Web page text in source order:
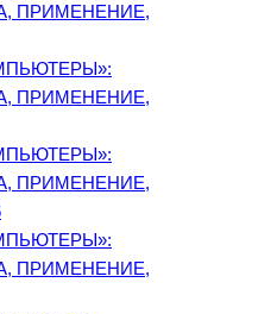
ПРИМЕНЕНИЕ,
ПРИМЕНЕНИЕ,
ПРИМЕНЕНИЕ,
ПРИМЕНЕНИЕ,